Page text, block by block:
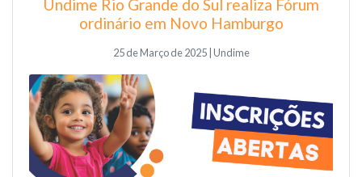
Undime Rio Grande do Sul realiza Fórum
ordinário em Novo Hamburgo
25 de Março de 2025 | Undime